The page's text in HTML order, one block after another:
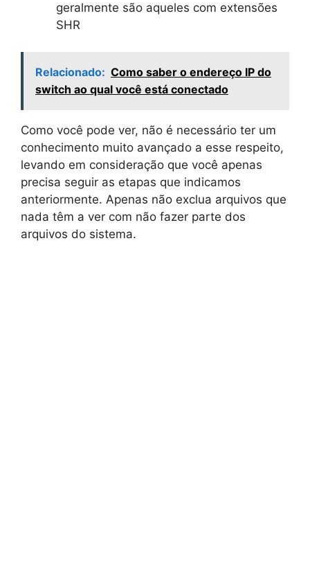
geralmente são aqueles com extensões
SHR
Relacionado: Como saber o endereço IP do
switch ao qual você está conectado
Como você pode ver, não é necessário ter um
conhecimento muito avançado a esse respeito,
levando em consideração que você apenas
precisa seguir as etapas que indicamos
anteriormente. Apenas não exclua arquivos que
nada têm a ver com não fazer parte dos
arquivos do sistema.